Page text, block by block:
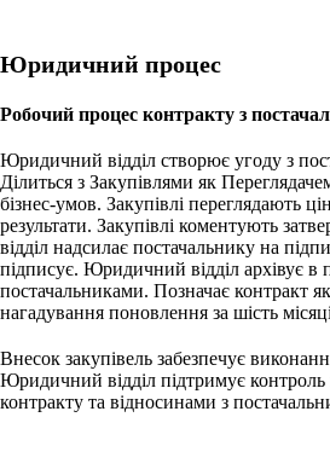
Юридичний процес
Робочий процес контракту з
Юридичний відділ створює угоду з
Ділиться з Закупівлями як
бізнес-умов. Закупівлі переглядають
результати. Закупівлі коментують
відділ надсилає постачальнику на
підписує. Юридичний відділ архівує в
постачальниками. Позначає контракт
нагадування поновлення за шість
Внесок закупівель забезпечує
Юридичний відділ підтримує контроль
контракту та відносинами з